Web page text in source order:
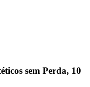
sem Perda, 10